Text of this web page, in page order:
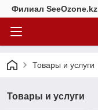
Филиал SeeOzone.kz
Товары и услуги
Товары и услуги